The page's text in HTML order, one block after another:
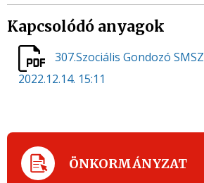
Kapcsolódó anyagok
307.Szociális Gondozó SMSZ
2022.12.14. 15:11
ÖNKORMÁNYZAT